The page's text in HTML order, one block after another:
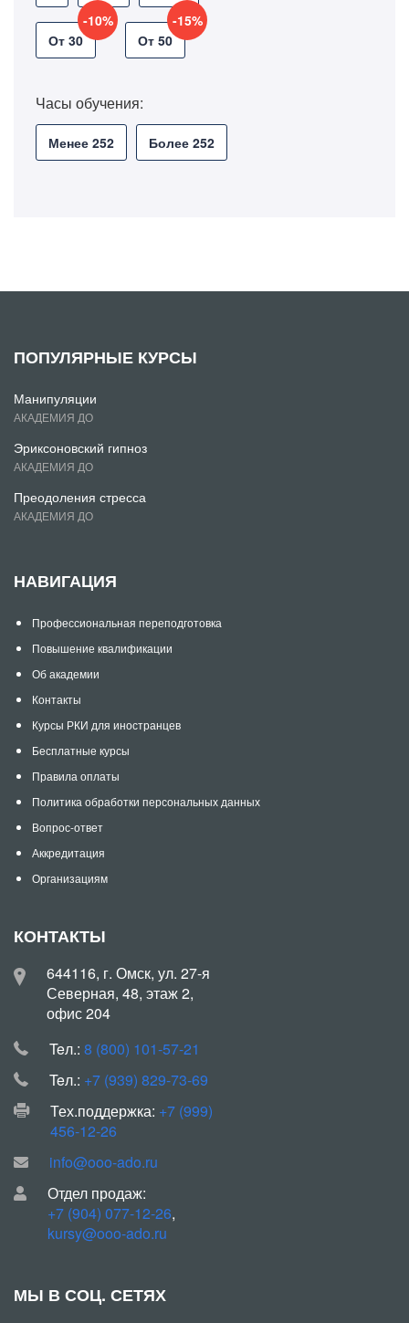
От 30
-10%
От 50
-15%
Часы обучения:
Менее 252 Более 252
ПОПУЛЯРНЫЕ КУРСЫ
Манипуляции
АКАДЕМИЯ ДО
Эриксоновский гипноз
АКАДЕМИЯ ДО
Преодоления стресса
АКАДЕМИЯ ДО
НАВИГАЦИЯ
Профессиональная переподготовка
Повышение квалификации
Об академии
Контакты
Курсы РКИ для иностранцев
Бесплатные курсы
Правила оплаты
Политика обработки персональных данных
Вопрос-ответ
Аккредитация
Организациям
КОНТАКТЫ
644116, г. Омск, ул. 27-я
Северная, 48, этаж 2,
офис 204
Teл.: 8 (800) 101-57-21
Teл.: +7 (939) 829-73-69
Тех.поддержка: +7 (999)
456-12-26
info@ooo-ado.ru
Отдел продаж:
+7 (904) 077-12-26,
kursy@ooo-ado.ru
МЫ В СОЦ. СЕТЯХ